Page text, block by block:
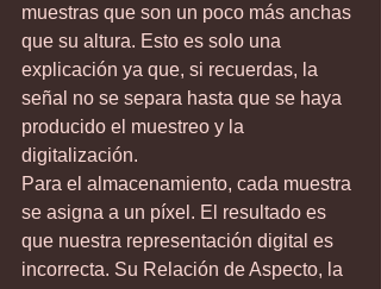
muestras que son un poco más anchas
que su altura. Esto es solo una
explicación ya que, si recuerdas, la
señal no se separa hasta que se haya
producido el muestreo y la
digitalización.
Para el almacenamiento, cada muestra
se asigna a un píxel. El resultado es
que nuestra representación digital es
incorrecta. Su Relación de Aspecto, la